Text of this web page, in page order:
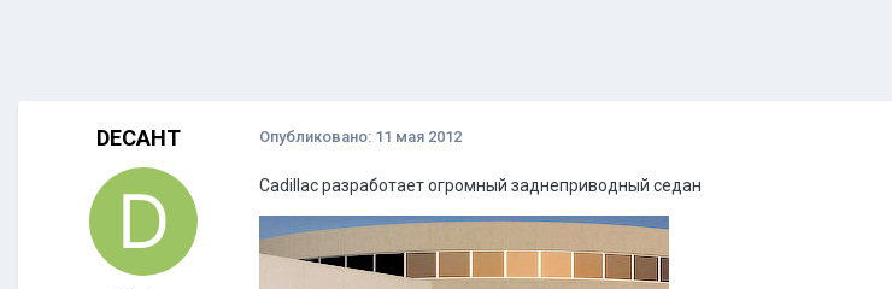
DECAHT Опубликовано: 11 мая 2012
Cadillac разработает огромный заднеприводный седан